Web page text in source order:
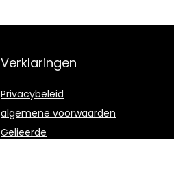
Verklaringen
Privacybeleid
algemene voorwaarden
Gelieerde